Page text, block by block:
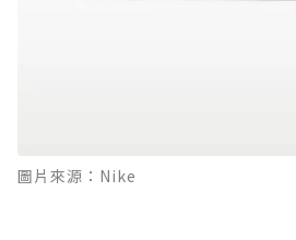
圖片來源：Nike